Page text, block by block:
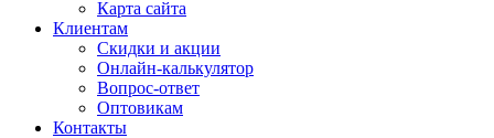
Карта сайта
Клиентам
Скидки и акции
Онлайн-калькулятор
Вопрос-ответ
Оптовикам
Контакты